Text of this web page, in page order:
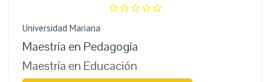
Universidad Mariana
Maestría en Pedagogía
Maestría en Educación